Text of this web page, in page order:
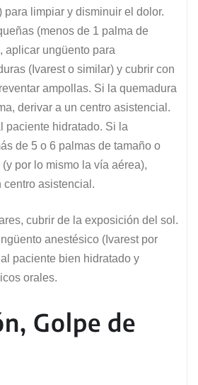
para limpiar y disminuir el dolor.
(menos de 1 palma de
aplicar ungüento para
(Ivarest o similar) y cubrir con
ampollas. Si la quemadura
derivar a un centro asistencial.
paciente hidratado. Si la
de 5 o 6 palmas de tamaño o
por lo mismo la vía aérea),
centro asistencial.
cubrir de la exposición del sol.
anestésico (Ivarest por
paciente bien hidratado y
orales.
Golpe de